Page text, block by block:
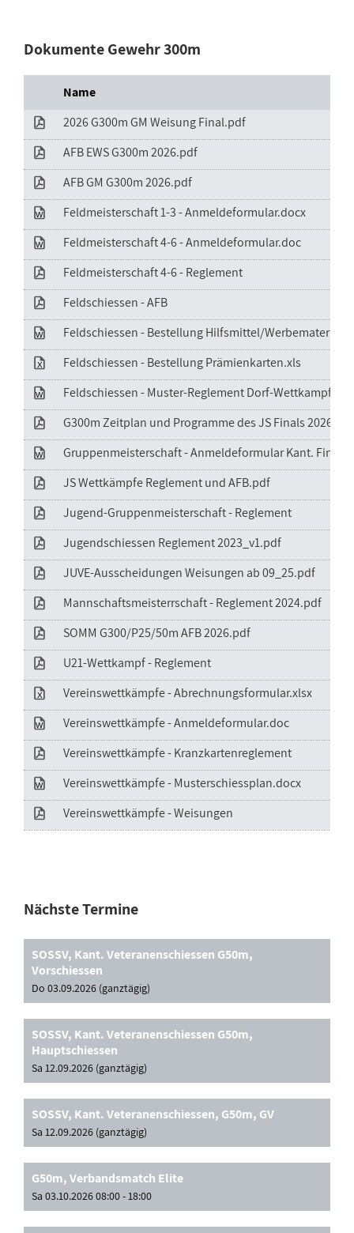
Dokumente Gewehr 300m
Name
2026 G300m GM Weisung Final.pdf
AFB EWS G300m 2026.pdf
AFB GM G300m 2026.pdf
Feldmeisterschaft 1-3 - Anmeldeformular.docx
Feldmeisterschaft 4-6 - Anmeldeformular.doc
Feldmeisterschaft 4-6 - Reglement
Feldschiessen - AFB
Feldschiessen - Bestellung Hilfsmittel/
Feldschiessen - Bestellung Prämienkarten.xls
Feldschiessen - Muster-Reglement Dorf-Wettkampf.doc
G300m Zeitplan und Programme des JS Finals 2026.pdf
Gruppenmeisterschaft - Anmeldeformular Kant.
JS Wettkämpfe Reglement und AFB.pdf
Jugend-Gruppenmeisterschaft - Reglement
Jugendschiessen Reglement 2023_v1.pdf
JUVE-Ausscheidungen Weisungen ab 09_25.pdf
Mannschaftsmeisterrschaft - Reglement 2024.pdf
SOMM G300/P25/50m AFB 2026.pdf
U21-Wettkampf - Reglement
Vereinswettkämpfe - Abrechnungsformular.xlsx
Vereinswettkämpfe - Anmeldeformular.doc
Vereinswettkämpfe - Kranzkartenreglement
Vereinswettkämpfe - Musterschiessplan.docx
Vereinswettkämpfe - Weisungen
Nächste Termine
SOSSV, Kant. Veteranenschiessen G50m,
Vorschiessen
Do 03.09.2026 (ganztägig)
SOSSV, Kant. Veteranenschiessen G50m,
Hauptschiessen
Sa 12.09.2026 (ganztägig)
SOSSV, Kant. Veteranenschiessen, G50m, GV
Sa 12.09.2026 (ganztägig)
G50m, Verbandsmatch Elite
Sa 03.10.2026 08:00 - 18:00